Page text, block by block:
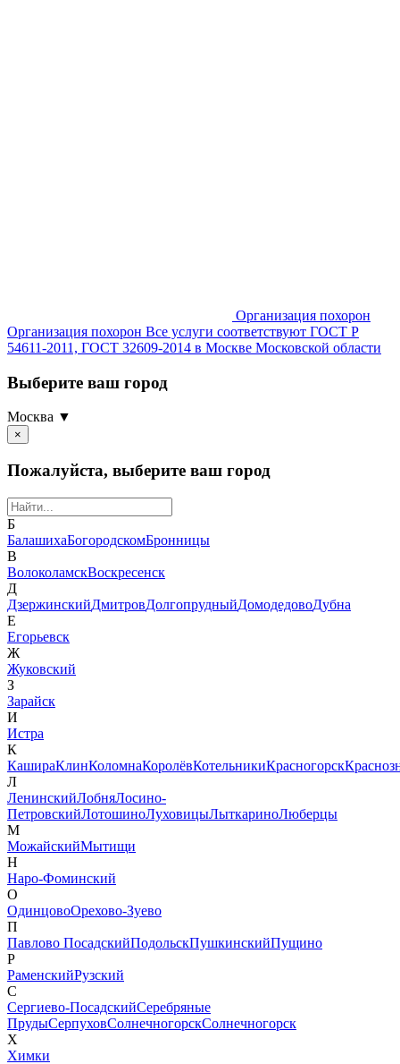
Организация похорон
Организация похорон Все услуги соответствуют ГОСТ Р
54611-2011, ГОСТ 32609-2014 в Москве Московской области
Выберите ваш город
Москва ▼
×
Пожалуйста, выберите ваш город
Б
БалашихаБогородскомБронницы
В
ВолоколамскВоскресенск
Д
ДзержинскийДмитровДолгопрудныйДомодедовоДубна
Е
Егорьевск
Ж
Жуковский
З
Зарайск
И
Истра
К
КашираКлинКоломнаКоролёвКотельникиКрасногорск
Л
ЛенинскийЛобняЛосино-
ПетровскийЛотошиноЛуховицыЛыткариноЛюберцы
М
МожайскийМытищи
Н
Наро-Фоминский
О
ОдинцовоОрехово-Зуево
П
Павлово ПосадскийПодольскПушкинскийПущино
Р
РаменскийРузский
С
Сергиево-ПосадскийСеребряные
ПрудыСерпуховСолнечногорскСолнечногорск
Х
Химки